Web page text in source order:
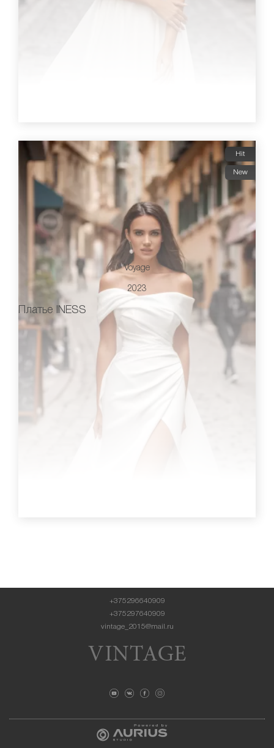
Hit
New
Voyage
2023
Платье INESS
+375296640909
+375297640909
vintage_2015@mail.ru